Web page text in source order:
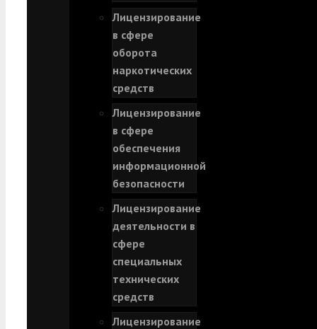
Лицензирование
в сфере
оборота
наркотических
средств
Лицензирование
в сфере
обеспечения
информационной
безопасности
Лицензирование
деятельности в
сфере
специальных
технических
средств
Лицензирование